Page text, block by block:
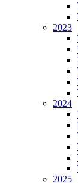
2023
2024
2025